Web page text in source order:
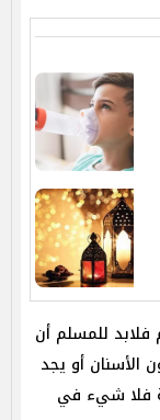
للمسلم أن
أو يجد
فلا شيء في